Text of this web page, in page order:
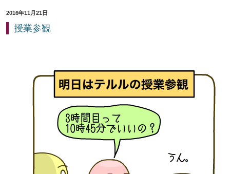
2016年11月21日
授業参観